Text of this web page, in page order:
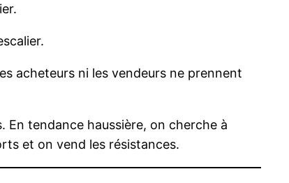
acheteurs ni les vendeurs ne prennent
tendance haussière, on cherche à
et on vend les résistances.